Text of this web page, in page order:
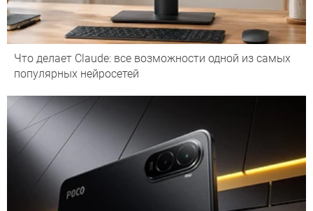
Что делает Сlaude: все возможности одной из самых
популярных нейросетей